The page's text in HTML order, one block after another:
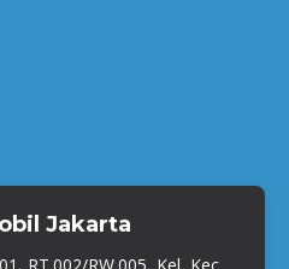
Jakarta